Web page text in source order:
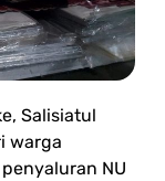
Salisiatul
warga
NU